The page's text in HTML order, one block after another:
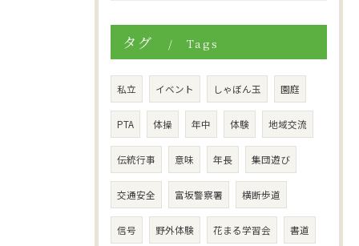
タグ Tags
私立 イベント しゃぼん玉 園庭
PTA 体操 年中 体験 地域交流
伝統行事 意味 年長 集団遊び
交通安全 富坂警察署 横断歩道
信号 野外体験 花まる学習会 書道